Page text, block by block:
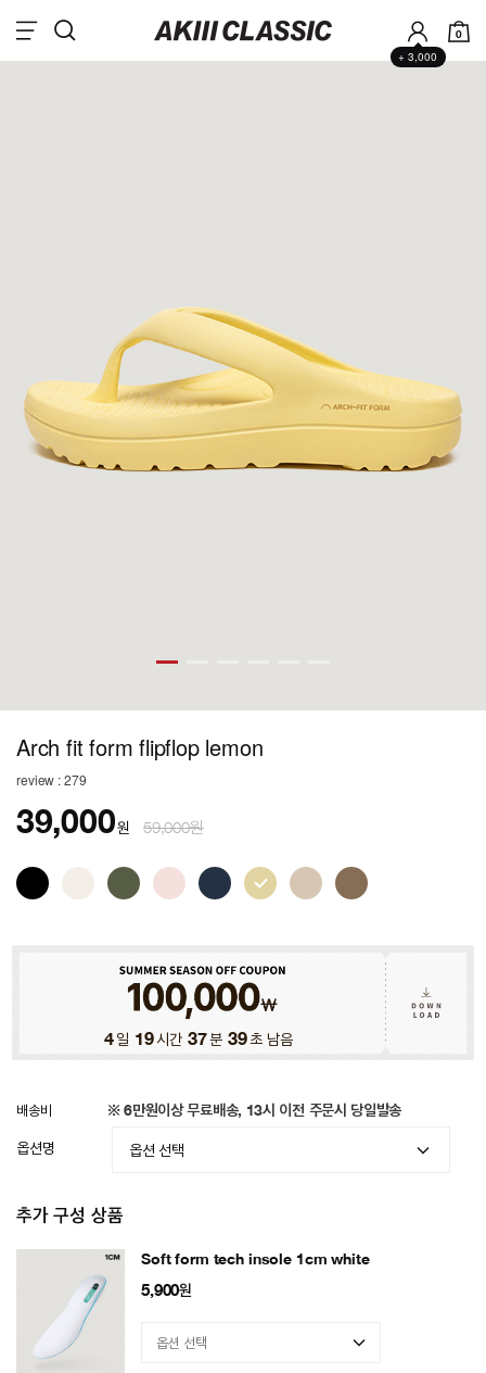
+ 3,000
0
Arch fit form flipflop lemon
review : 279
39,000원 59,000원
4일 19시간 37분 35초 남음
배송비 ※ 6만원이상 무료배송, 13시 이전 주문시 당일발송
옵션명
추가 구성 상품
Soft form tech insole 1cm white
5,900원